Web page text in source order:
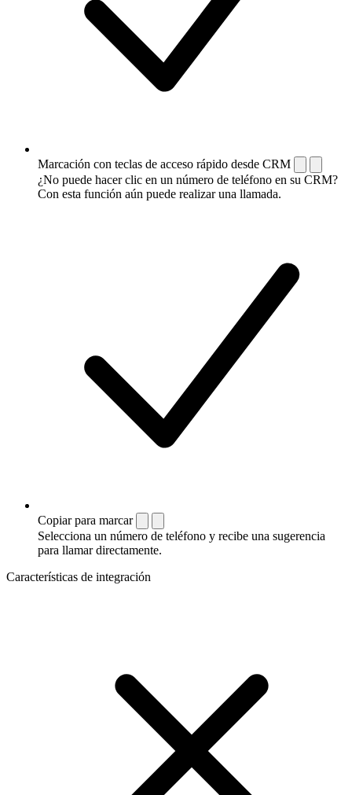
Marcación con teclas de acceso rápido desde CRM
¿No puede hacer clic en un número de teléfono en su CRM?
Con esta función aún puede realizar una llamada.
Copiar para marcar
Selecciona un número de teléfono y recibe una sugerencia
para llamar directamente.
Características de integración